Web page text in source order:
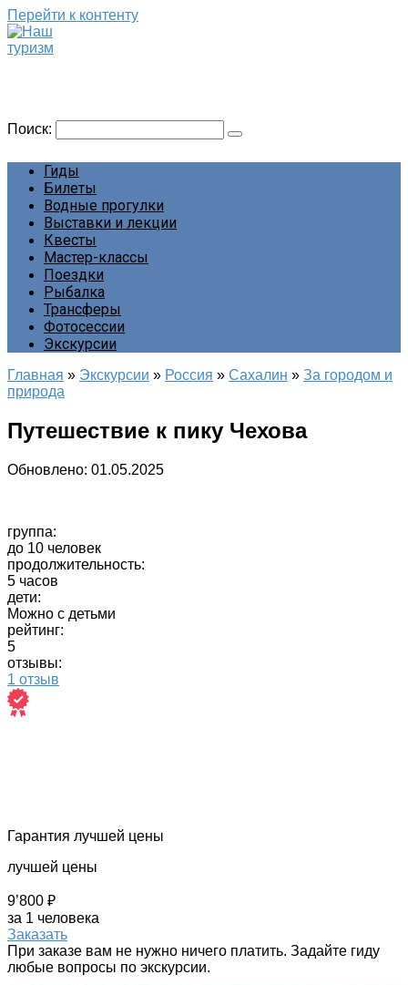
Перейти к контенту
Поиск:
Гиды
Билеты
Водные прогулки
Выставки и лекции
Квесты
Мастер-классы
Поездки
Рыбалка
Трансферы
Фотосессии
Экскурсии
Главная » Экскурсии » Россия » Сахалин » За городом и
природа
Путешествие к пику Чехова
Обновлено: 01.05.2025
группа:
до 10 человек
продолжительность:
5 часов
дети:
Можно с детьми
рейтинг:
5
отзывы:
1 отзыв
Гарантия лучшей цены
лучшей цены
9’800 ₽
за 1 человека
Заказать
При заказе вам не нужно ничего платить. Задайте гиду
любые вопросы по экскурсии.